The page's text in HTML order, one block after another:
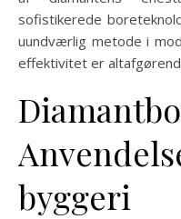
sofistikerede
uundværlig metode i
effektivitet er
byggeri